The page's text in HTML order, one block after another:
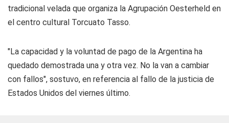
tradicional velada que organiza la Agrupación Oesterheld en
el centro cultural Torcuato Tasso.
"La capacidad y la voluntad de pago de la Argentina ha
quedado demostrada una y otra vez. No la van a cambiar
con fallos", sostuvo, en referencia al fallo de la justicia de
Estados Unidos del viernes último.